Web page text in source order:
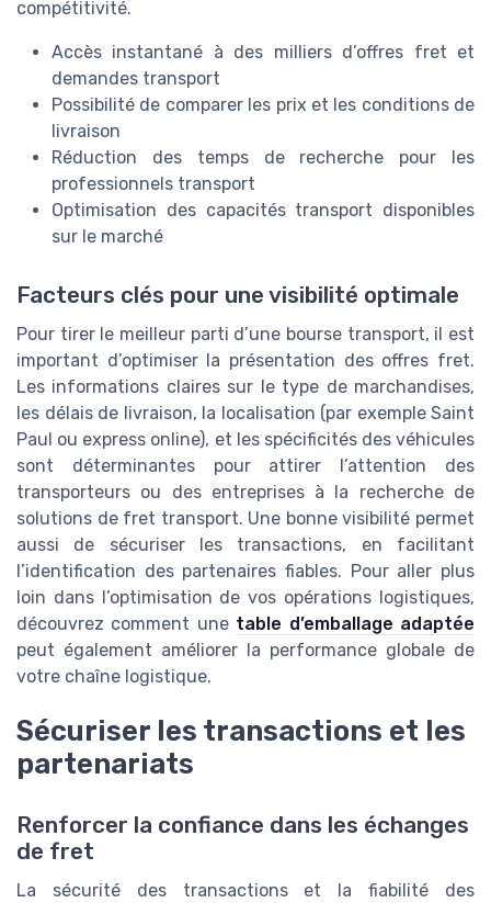
compétitivité.
Accès instantané à des milliers d’offres fret et
demandes transport
Possibilité de comparer les prix et les conditions de
livraison
Réduction des temps de recherche pour les
professionnels transport
Optimisation des capacités transport disponibles
sur le marché
Facteurs clés pour une visibilité optimale
Pour tirer le meilleur parti d’une bourse transport, il est
important d’optimiser la présentation des offres fret.
Les informations claires sur le type de marchandises,
les délais de livraison, la localisation (par exemple Saint
Paul ou express online), et les spécificités des véhicules
sont déterminantes pour attirer l’attention des
transporteurs ou des entreprises à la recherche de
solutions de fret transport. Une bonne visibilité permet
aussi de sécuriser les transactions, en facilitant
l’identification des partenaires fiables. Pour aller plus
loin dans l’optimisation de vos opérations logistiques,
découvrez comment une table d’emballage adaptée
peut également améliorer la performance globale de
votre chaîne logistique.
Sécuriser les transactions et les
partenariats
Renforcer la confiance dans les échanges
de fret
La sécurité des transactions et la fiabilité des